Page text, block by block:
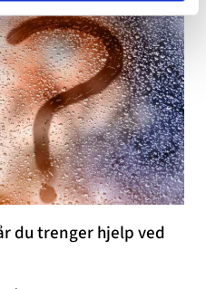
du trenger hjelp ved